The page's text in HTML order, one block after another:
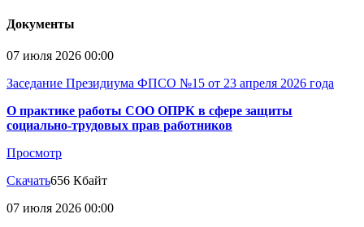
Документы
07 июля 2026 00:00
Заседание Президиума ФПСО №15 от 23 апреля 2026 года
О практике работы СОО ОПРК в сфере защиты
социально-трудовых прав работников
Просмотр
Скачать656 Кбайт
07 июля 2026 00:00